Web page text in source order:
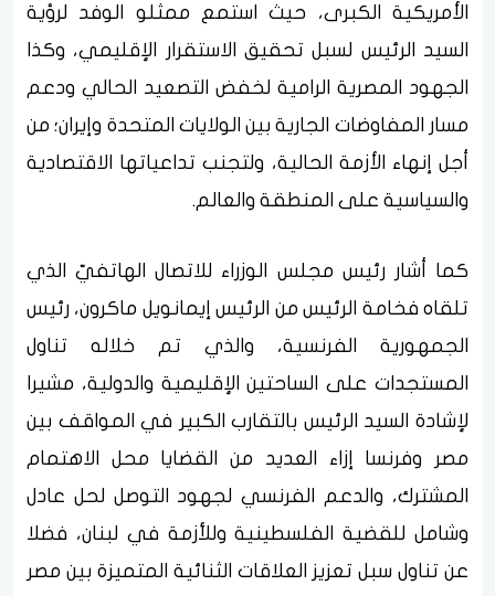
الأمريكية الكبرى، حيث استمع ممثلو الوفد لرؤية
السيد الرئيس لسبل تحقيق الاستقرار الإقليمي، وكذا
الجهود المصرية الرامية لخفض التصعيد الحالي ودعم
مسار المفاوضات الجارية بين الولايات المتحدة وإيران؛ من
أجل إنهاء الأزمة الحالية، ولتجنب تداعياتها الاقتصادية
والسياسية على المنطقة والعالم.
كما أشار رئيس مجلس الوزراء للاتصال الهاتفيّ الذي
تلقاه فخامة الرئيس من الرئيس إيمانويل ماكرون، رئيس
الجمهورية الفرنسية، والذي تم خلاله تناول
المستجدات على الساحتين الإقليمية والدولية، مشيرا
لإشادة السيد الرئيس بالتقارب الكبير في المواقف بين
مصر وفرنسا إزاء العديد من القضايا محل الاهتمام
المشترك، والدعم الفرنسي لجهود التوصل لحل عادل
وشامل للقضية الفلسطينية وللأزمة في لبنان، فضلا
عن تناول سبل تعزيز العلاقات الثنائية المتميزة بين مصر